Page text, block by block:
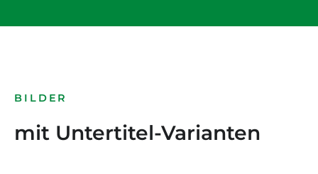
BILDER
mit Untertitel-Varianten